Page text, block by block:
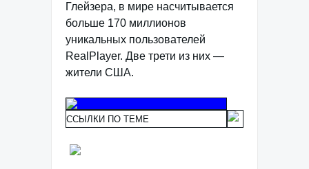
Глейзера, в мире насчитывается
больше 170 миллионов
уникальных пользователей
RealPlayer. Две трети из них —
жители США.
ССЫЛКИ ПО ТЕМЕ